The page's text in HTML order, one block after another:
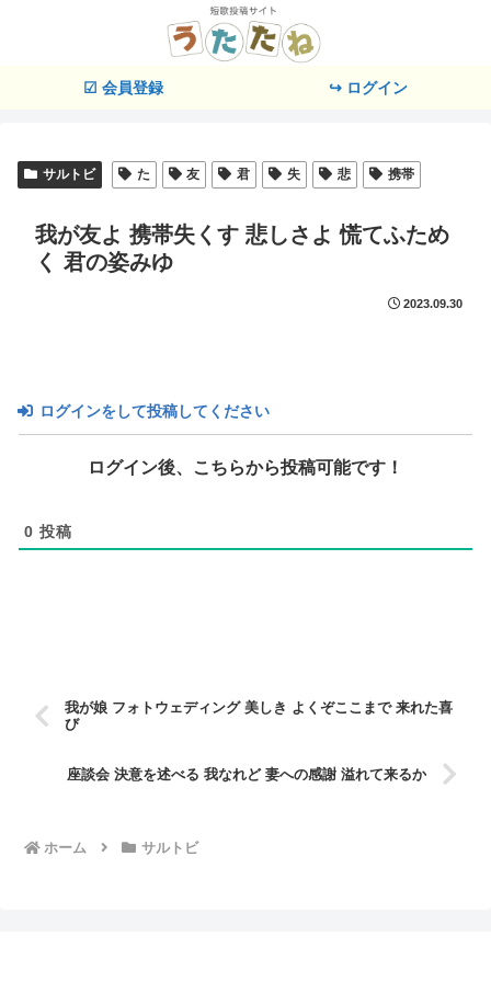
☑ 会員登録 ↪ ログイン
サルトビ た 友 君 失 悲 携帯
我が友よ 携帯失くす 悲しさよ 慌てふため
く 君の姿みゆ
2023.09.30
ログインをして投稿してください
ログイン後、こちらから投稿可能です！
0 投稿
我が娘 フォトウェディング 美しき よくぞここまで 来れた喜
び
座談会 決意を述べる 我なれど 妻への感謝 溢れて来るか
ホーム サルトビ